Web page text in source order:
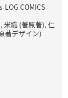
LOG COMICS
米織 (著原著), 仁
著デザイン)